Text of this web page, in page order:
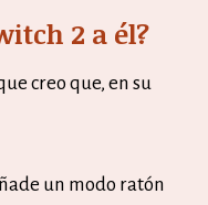
2 a él?
creo que, en su
un modo ratón